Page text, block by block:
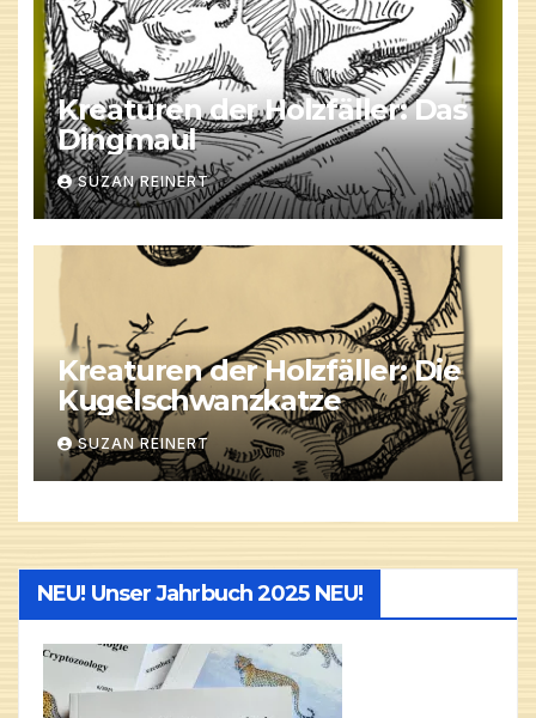
Kreaturen der Holzfäller: Das
Dingmaul
SUZAN REINERT
Kreaturen der Holzfäller: Die
Kugelschwanzkatze
SUZAN REINERT
NEU! Unser Jahrbuch 2025 NEU!